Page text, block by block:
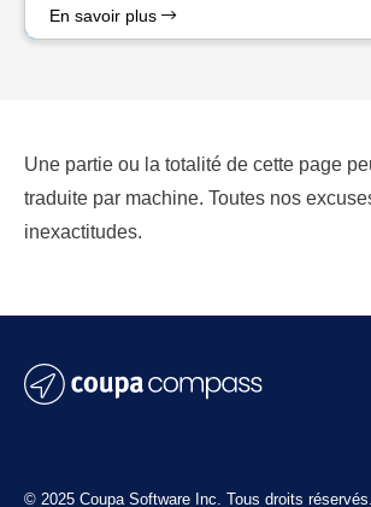
En savoir plus
Une partie ou la totalité de cette page
traduite par machine. Toutes nos
inexactitudes.
© 2025 Coupa Software Inc. Tous droits réservés.